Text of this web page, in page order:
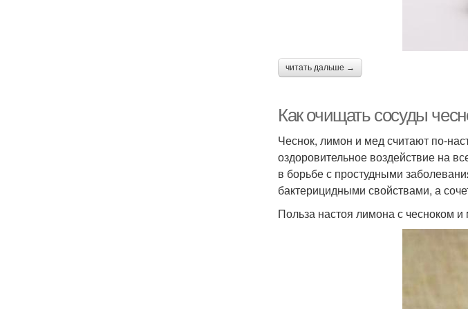
читать дальше →
Как очищать сосуды
Чеснок, лимон и мед считают по-
оздоровительное воздействие на
в борьбе с простудными
бактерицидными свойствами, а
Польза настоя лимона с чесноком